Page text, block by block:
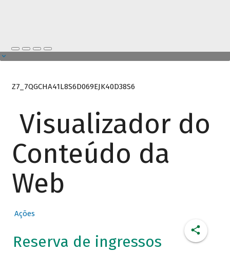
Z7_7QGCHA41L8S6D069EJK40D38S6
Visualizador do
Conteúdo da
Web
Ações
Reserva de ingressos